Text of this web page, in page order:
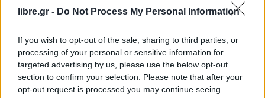
libre.gr - Do Not Process My Personal Information
If you wish to opt-out of the sale, sharing to third parties, or
processing of your personal or sensitive information for
targeted advertising by us, please use the below opt-out
section to confirm your selection. Please note that after your
opt-out request is processed you may continue seeing
Ειδικότερα, οι τουρκικές αεροπορικές
σχηματισμούς αποτελούμενους από τέσσερα
συνολικά μαχητικά F-16, εκ των οποίων δύο ήταν
οπλισμένα.